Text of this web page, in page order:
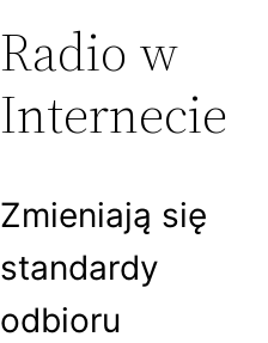
Radio w
Internecie
Zmieniają się
standardy
odbioru